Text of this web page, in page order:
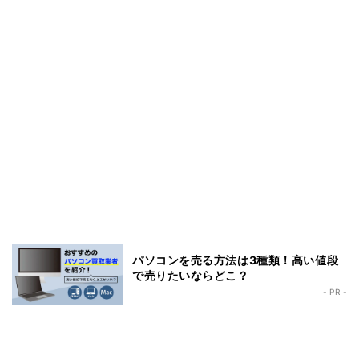
パソコンを売る方法は3種類！高い値段
で売りたいならどこ？
- PR -